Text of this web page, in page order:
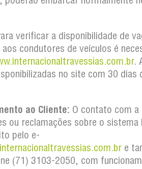
verificar a disponibilidade de
condutores de veículos é
.
no site com 30 dias
ao Cliente: O contato com a
ou reclamações sobre o sistema
pelo e-
e
(71) 3103-2050, com